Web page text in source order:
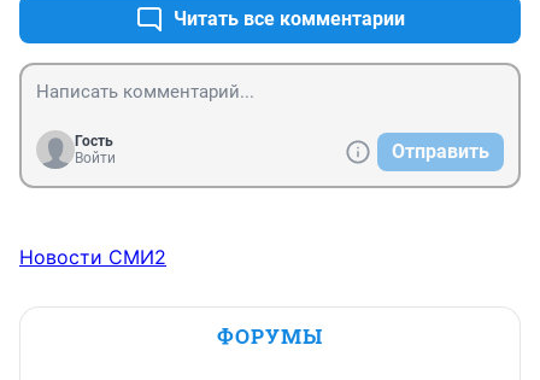
Читать все комментарии
Гость
Войти
Отправить
Новости СМИ2
ФОРУМЫ